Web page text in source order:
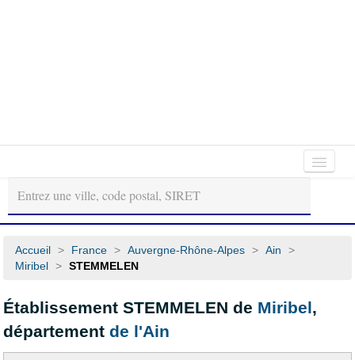
Autour
de
moi
Régions
Accueil > France > Auvergne-Rhône-Alpes > Ain
>
Miribel > STEMMELEN
Établissement STEMMELEN de Miribel,
départementde l'Ain